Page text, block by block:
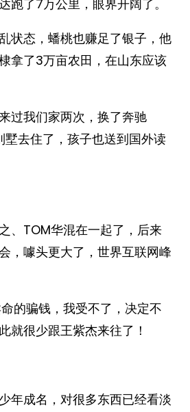
跑了7万公里，眼界开阔了。
状态，蟠桃也赚足了银子，他
拿了3万亩农田，在山东应该
过我们家两次，换了奔驰
去住了，孩子也送到国外读
、TOM华混在一起了，后来
，噱头更大了，世界互联网峰
的骗钱，我受不了，决定不
就很少跟王紫杰来往了！
年成名，对很多东西已经看淡